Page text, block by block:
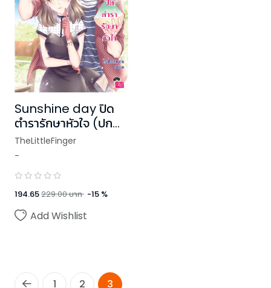
Sunshine day ปิด
ตำรารักษาหัวใจ (ปก
ใหม่)
TheLittleFinger
-
194.65229.00บาท -15 %
Add Wishlist
1 2 3